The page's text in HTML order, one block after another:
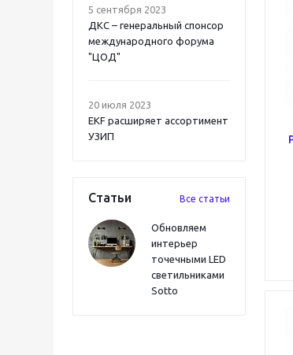
5 сентября 2023
ДКС – генеральный спонсор
международного форума
"ЦОД"
20 июля 2023
EKF расширяет ассортимент
УЗИП
Статьи Все статьи
Обновляем
интерьер
точечными LED
светильниками
Sotto